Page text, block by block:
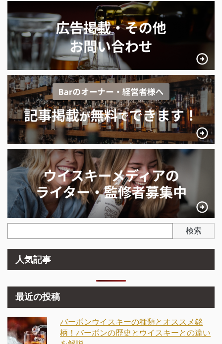
検索
人気記事
最近の投稿
バーボンウイスキーの種類とオススメ銘
柄！バーボンの歴史とウイスキーとの違い